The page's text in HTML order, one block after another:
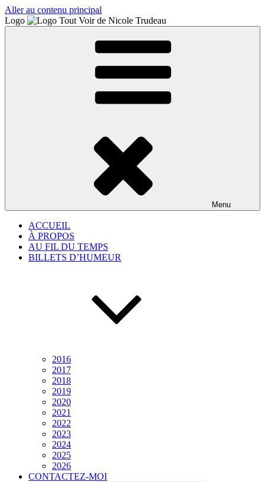
Aller au contenu principal
Logo
Menu
ACCUEIL
À PROPOS
AU FIL DU TEMPS
BILLETS D’HUMEUR
2016
2017
2018
2019
2020
2021
2022
2023
2024
2025
2026
CONTACTEZ-MOI